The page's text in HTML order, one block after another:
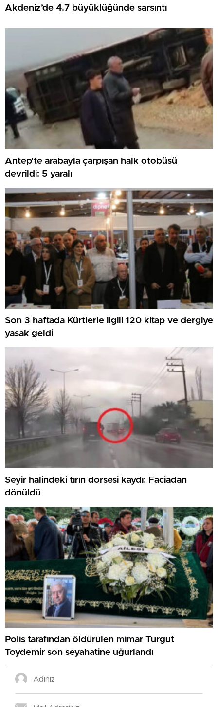
Akdeniz’de 4.7 büyüklüğünde sarsıntı
Antep’te arabayla çarpışan halk otobüsü
devrildi: 5 yaralı
Son 3 haftada Kürtlerle ilgili 120 kitap ve dergiye
yasak geldi
Seyir halindeki tırın dorsesi kaydı: Faciadan
dönüldü
Polis tarafından öldürülen mimar Turgut
Toydemir son seyahatine uğurlandı